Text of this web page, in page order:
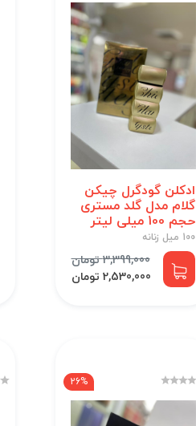
ادکلن گودگرل چیکن
گلام مدل گلد مستری
حجم 100 میلی لیتر
100 میل زنانه
3,399,000 تومان
2,530,000 تومان
26%